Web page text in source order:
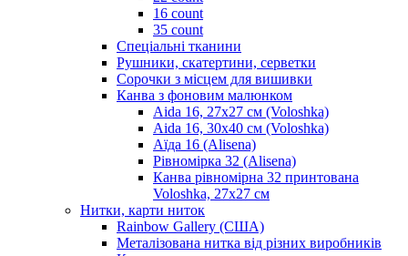
16 count
35 count
Спеціальні тканини
Рушники, скатертини, серветки
Сорочки з місцем для вишивки
Канва з фоновим малюнком
Aida 16, 27х27 см (Voloshka)
Aida 16, 30х40 см (Voloshka)
Аїда 16 (Alisena)
Рівномірка 32 (Alisena)
Канва рівномірна 32 принтована
Voloshka, 27х27 см
Нитки, карти ниток
Rainbow Gallery (США)
Металізована нитка від різних виробників